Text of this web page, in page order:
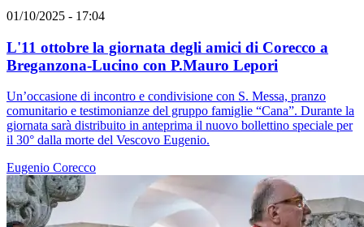
01/10/2025 - 17:04
L'11 ottobre la giornata degli amici di Corecco a
Breganzona-Lucino con P.Mauro Lepori
Un’occasione di incontro e condivisione con S. Messa, pranzo
comunitario e testimonianze del gruppo famiglie “Cana”. Durante la
giornata sarà distribuito in anteprima il nuovo bollettino speciale per
il 30° dalla morte del Vescovo Eugenio.
Eugenio Corecco